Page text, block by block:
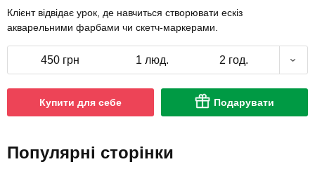
Клієнт відвідає урок, де навчиться створювати ескіз
акварельними фарбами чи скетч-маркерами.
450 грн 1 люд. 2 год.
Купити для себе Подарувати
Популярні сторінки